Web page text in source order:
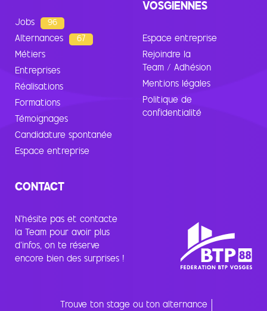
Jobs 96
Alternances 67
Métiers
Entreprises
Réalisations
Formations
Témoignages
Candidature spontanée
Espace entreprise
VOSGIENNES
Espace entreprise
Rejoindre la
Team / Adhésion
Mentions légales
Politique de
confidentialité
CONTACT
N’hésite pas et contacte
la Team pour avoir plus
d’infos, on te réserve
encore bien des surprises !
Trouve ton stage ou ton alternance